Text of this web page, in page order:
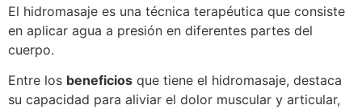
El hidromasaje es una técnica terapéutica que consiste
en aplicar agua a presión en diferentes partes del
cuerpo.
Entre los beneficios que tiene el hidromasaje, destaca
su capacidad para aliviar el dolor muscular y articular,